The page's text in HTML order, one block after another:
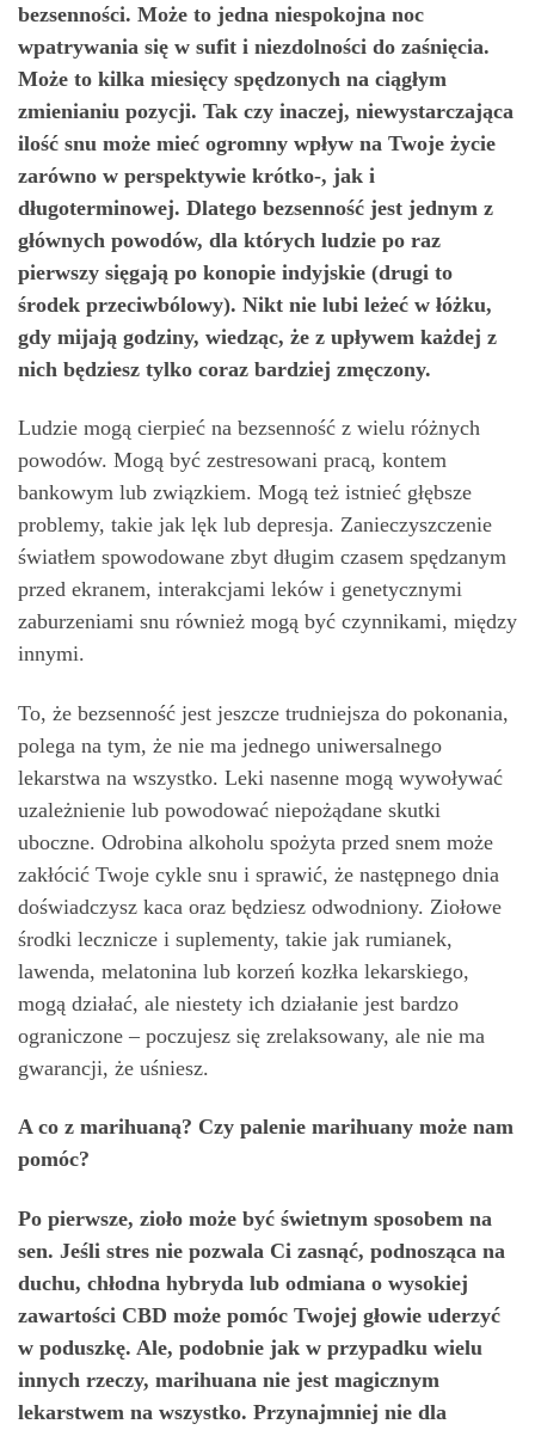
bezsenności. Może to jedna niespokojna noc
wpatrywania się w sufit i niezdolności do zaśnięcia.
Może to kilka miesięcy spędzonych na ciągłym
zmienianiu pozycji. Tak czy inaczej, niewystarczająca
ilość snu może mieć ogromny wpływ na Twoje życie
zarówno w perspektywie krótko-, jak i
długoterminowej. Dlatego bezsenność jest jednym z
głównych powodów, dla których ludzie po raz
pierwszy sięgają po konopie indyjskie (drugi to
środek przeciwbólowy). Nikt nie lubi leżeć w łóżku,
gdy mijają godziny, wiedząc, że z upływem każdej z
nich będziesz tylko coraz bardziej zmęczony.
Ludzie mogą cierpieć na bezsenność z wielu różnych
powodów. Mogą być zestresowani pracą, kontem
bankowym lub związkiem. Mogą też istnieć głębsze
problemy, takie jak lęk lub depresja. Zanieczyszczenie
światłem spowodowane zbyt długim czasem spędzanym
przed ekranem, interakcjami leków i genetycznymi
zaburzeniami snu również mogą być czynnikami, między
innymi.
To, że bezsenność jest jeszcze trudniejsza do pokonania,
polega na tym, że nie ma jednego uniwersalnego
lekarstwa na wszystko. Leki nasenne mogą wywoływać
uzależnienie lub powodować niepożądane skutki
uboczne. Odrobina alkoholu spożyta przed snem może
zakłócić Twoje cykle snu i sprawić, że następnego dnia
doświadczysz kaca oraz będziesz odwodniony. Ziołowe
środki lecznicze i suplementy, takie jak rumianek,
lawenda, melatonina lub korzeń kozłka lekarskiego,
mogą działać, ale niestety ich działanie jest bardzo
ograniczone – poczujesz się zrelaksowany, ale nie ma
gwarancji, że uśniesz.
A co z marihuaną? Czy palenie marihuany może nam
pomóc?
Po pierwsze, zioło może być świetnym sposobem na
sen. Jeśli stres nie pozwala Ci zasnąć, podnosząca na
duchu, chłodna hybryda lub odmiana o wysokiej
zawartości CBD może pomóc Twojej głowie uderzyć
w poduszkę. Ale, podobnie jak w przypadku wielu
innych rzeczy, marihuana nie jest magicznym
lekarstwem na wszystko. Przynajmniej nie dla